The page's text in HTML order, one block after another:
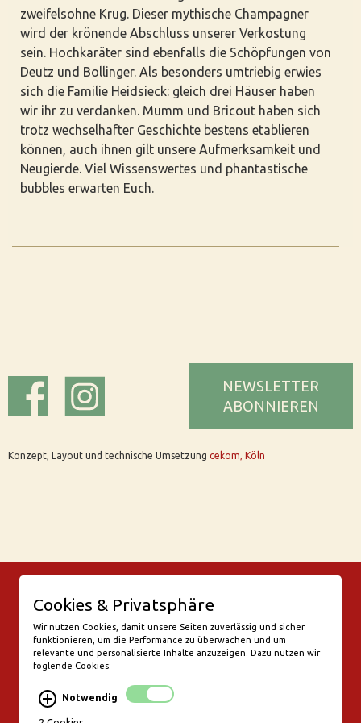
zweifelsohne Krug. Dieser mythische Champagner
wird der krönende Abschluss unserer Verkostung
sein. Hochkaräter sind ebenfalls die Schöpfungen von
Deutz und Bollinger. Als besonders umtriebig erwies
sich die Familie Heidsieck: gleich drei Häuser haben
wir ihr zu verdanken. Mumm und Bricout haben sich
trotz wechselhafter Geschichte bestens etablieren
können, auch ihnen gilt unsere Aufmerksamkeit und
Neugierde. Viel Wissenswertes und phantastische
bubbles erwarten Euch.
Konzept, Layout und technische Umsetzung cekom, Köln
NEWSLETTER
ABONNIEREN
Friesenwall 58
50672 Köln
valentine@bar-rix.de
Di + Mi Weinproben
Do 17:00-23:00
Fr - Sa 17:00 - 01:00
Cookies & Privatsphäre
Wir nutzen Cookies, damit unsere Seiten zuverlässig und sicher
funktionieren, um die Performance zu überwachen und um
relevante und personalisierte Inhalte anzuzeigen. Dazu nutzen wir
foglende Cookies:
Notwendig